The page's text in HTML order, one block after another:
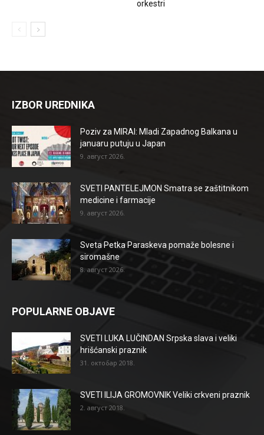
orkestri
IZBOR UREDNIKA
Poziv za MIRAI: Mladi Zapadnog Balkana u
januaru putuju u Japan
9. август 2026.
SVETI PANTELEJMON Smatra se zaštitnikom
medicine i farmacije
9. август 2026.
Sveta Petka Paraskeva pomaže bolesne i
siromašne
8. август 2026.
POPULARNE OBJAVE
SVETI LUKA LUČINDAN Srpska slava i veliki
hrišćanski praznik
31. октобар 2018.
SVETI ILIJA GROMOVNIK Veliki crkveni praznik
2. август 2018.